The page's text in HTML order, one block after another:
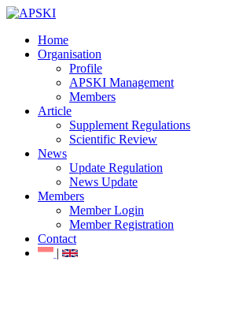
Home
Organisation
Profile
APSKI Management
Members
Article
Supplement Regulations
Scientific Review
News
Update Regulation
News Update
Members
Member Login
Member Registration
Contact
|